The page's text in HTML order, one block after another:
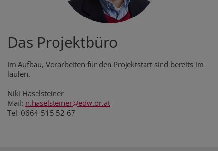
Das Projektbüro
Im Aufbau, Vorarbeiten für den Projektstart sind bereits im
laufen.
Niki Haselsteiner
Mail: n.haselsteiner@edw.or.at
Tel. 0664-515 52 67